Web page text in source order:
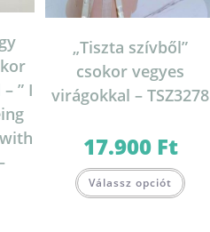
” I
„Tiszta szívből”
csokor vegyes
virágokkal – TSZ3278
17.900 Ft
Válassz opciót